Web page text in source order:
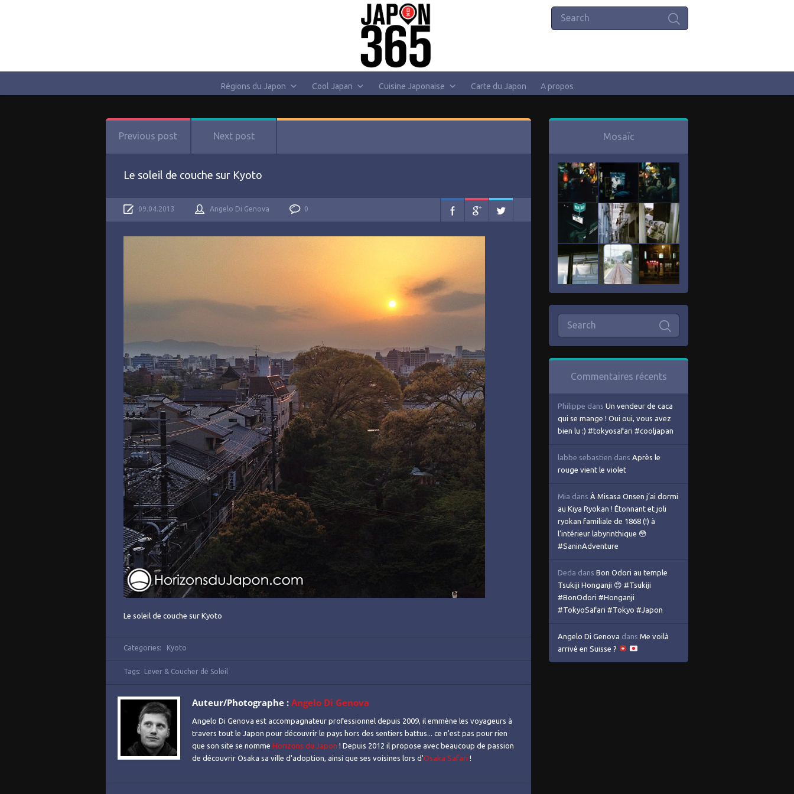
Régions du Japon Cool Japan Cuisine Japonaise Carte du Japon A propos
Previous post Next post
Le soleil de couche sur Kyoto
09.04.2013 Angelo Di Genova 0
Le soleil de couche sur Kyoto
Categories: Kyoto
Tags: Lever & Coucher de Soleil
Auteur/Photographe : Angelo Di Genova
Angelo Di Genova est accompagnateur professionnel depuis 2009, il emmène les voyageurs à
travers tout le Japon pour découvrir le pays hors des sentiers battus... ce n'est pas pour rien
que son site se nomme Horizons du Japon ! Depuis 2012 il propose avec beaucoup de passion
de découvrir Osaka sa ville d'adoption, ainsi que ses voisines lors d'Osaka Safari !
Mosaïc
Commentaires récents
Philippe dans Un vendeur de caca
qui se mange ! Oui oui, vous avez
bien lu :) #tokyosafari #cooljapan
labbe sebastien dans Après le
rouge vient le violet
Mia dans À Misasa Onsen j’ai dormi
au Kiya Ryokan ! Étonnant et joli
ryokan familiale de 1868 (!) à
l’intérieur labyrinthique 😳
#SaninAdventure
Deda dans Bon Odori au temple
Tsukiji Honganji 😍 #Tsukiji
#BonOdori #Honganji
#TokyoSafari #Tokyo #Japon
Angelo Di Genova dans Me voilà
arrivé en Suisse ?